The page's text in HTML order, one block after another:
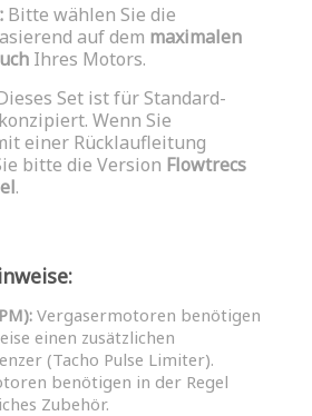
Bitte wählen Sie die
auf dem maximalen
Ihres Motors.
Set ist für Standard-
Wenn Sie
einer Rücklaufleitung
bitte die Version Flowtrecs
.
Vergasermotoren benötigen
einen zusätzlichen
(Tacho Pulse Limiter).
benötigen in der Regel
Zubehör.